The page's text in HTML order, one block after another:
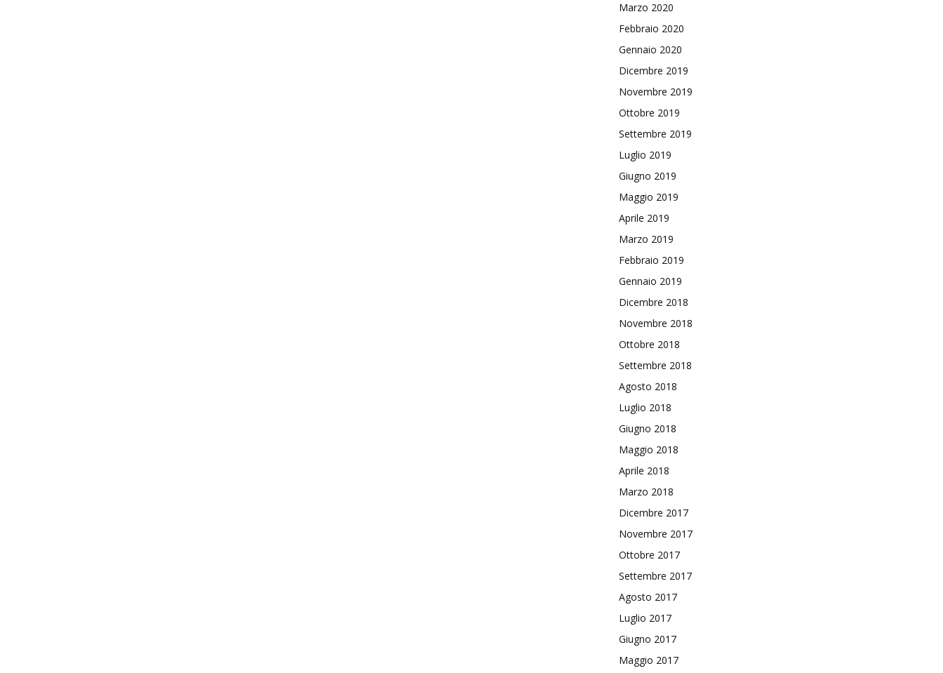
Marzo 2020
Febbraio 2020
Gennaio 2020
Dicembre 2019
Novembre 2019
Ottobre 2019
Settembre 2019
Luglio 2019
Giugno 2019
Maggio 2019
Aprile 2019
Marzo 2019
Febbraio 2019
Gennaio 2019
Dicembre 2018
Novembre 2018
Ottobre 2018
Settembre 2018
Agosto 2018
Luglio 2018
Giugno 2018
Maggio 2018
Aprile 2018
Marzo 2018
Dicembre 2017
Novembre 2017
Ottobre 2017
Settembre 2017
Agosto 2017
Luglio 2017
Giugno 2017
Maggio 2017